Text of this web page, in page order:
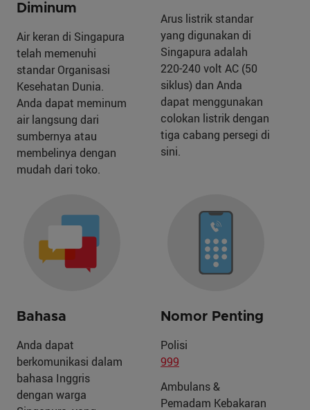
Diminum
Air keran di Singapura
telah memenuhi
standar Organisasi
Kesehatan Dunia.
Anda dapat meminum
air langsung dari
sumbernya atau
membelinya dengan
mudah dari toko.
Arus listrik standar
yang digunakan di
Singapura adalah
220-240 volt AC (50
siklus) dan Anda
dapat menggunakan
colokan listrik dengan
tiga cabang persegi di
sini.
Bahasa
Anda dapat
berkomunikasi dalam
bahasa Inggris
dengan warga
Nomor Penting
Polisi
999
Ambulans &
Pemadam Kebakaran